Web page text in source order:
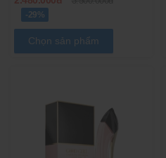
ABSOLUTELY PARFUM
-29%
Chọn sản phẩm